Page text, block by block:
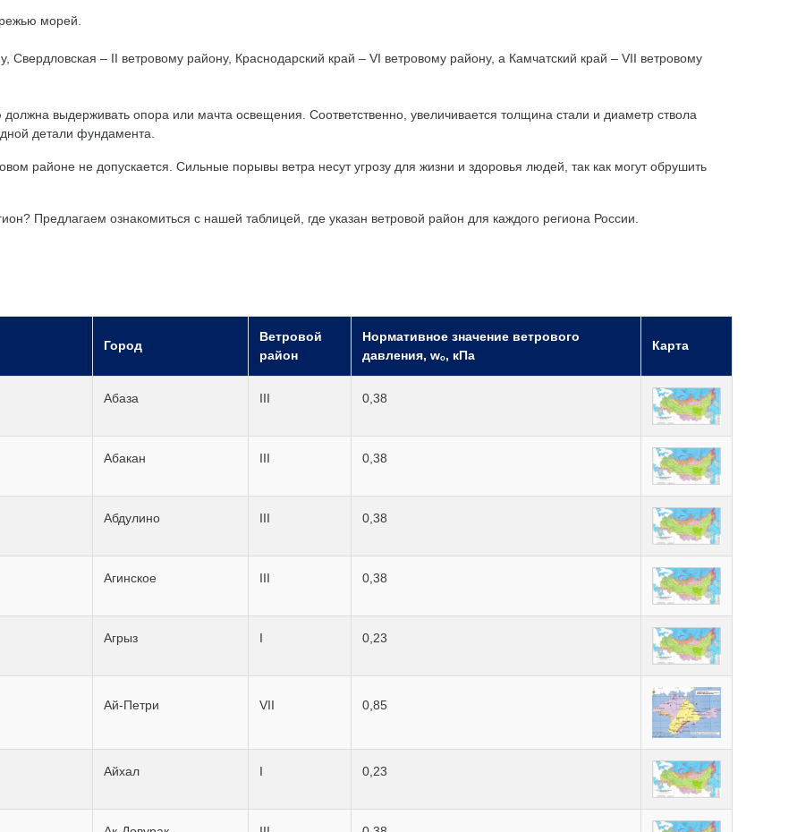
морей.
Свердловская – II ветровому району, Краснодарский край – VI ветровому району, а Камчатский край – VII ветровому
выдерживать опора или мачта освещения. Соответственно, увеличивается толщина стали и диаметр ствола
детали фундамента.
районе не допускается. Сильные порывы ветра несут угрозу для жизни и здоровья людей, так как могут обрушить
Предлагаем ознакомиться с нашей таблицей, где указан ветровой район для каждого региона России.
Город
Ветровой
район
Нормативное значение ветрового
давления, wₒ, кПа
Карта
Абаза III 0,38
Абакан III 0,38
Абдулино III 0,38
Агинское III 0,38
Агрыз I 0,23
Ай-Петри VII 0,85
Айхал I 0,23